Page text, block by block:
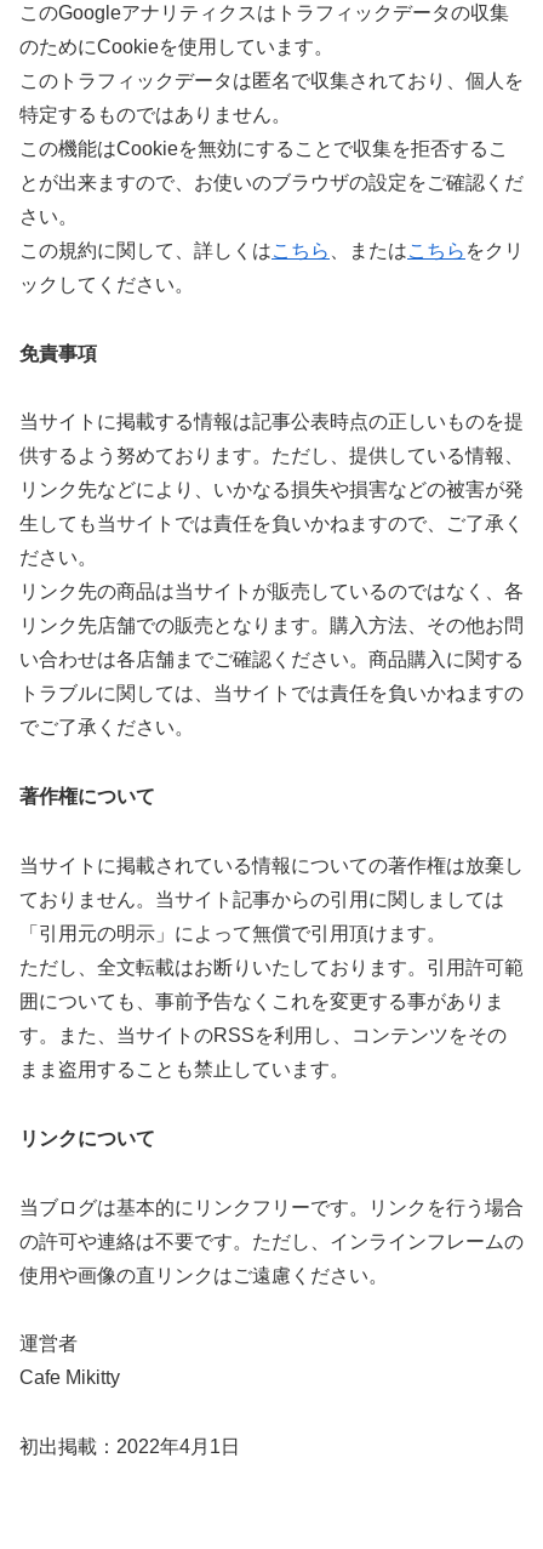
このGoogleアナリティクスはトラフィックデータの収集
のためにCookieを使用しています。
このトラフィックデータは匿名で収集されており、個人を
特定するものではありません。
この機能はCookieを無効にすることで収集を拒否するこ
とが出来ますので、お使いのブラウザの設定をご確認くだ
さい。
この規約に関して、詳しくはこちら 、またはこちら をクリ
ックしてください。
免責事項
当サイトに掲載する情報は記事公表時点の正しいものを提
供するよう努めております。ただし、提供している情報、
リンク先などにより、いかなる損失や損害などの被害が発
生しても当サイトでは責任を負いかねますので、ご了承く
ださい。
リンク先の商品は当サイトが販売しているのではなく、各
リンク先店舗での販売となります。購入方法、その他お問
い合わせは各店舗までご確認ください。商品購入に関する
トラブルに関しては、当サイトでは責任を負いかねますの
でご了承ください。
著作権について
当サイトに掲載されている情報についての著作権は放棄し
ておりません。当サイト記事からの引用に関しましては
「引用元の明示」によって無償で引用頂けます。
ただし、全文転載はお断りいたしております。引用許可範
囲についても、事前予告なくこれを変更する事がありま
す。また、当サイトのRSSを利用し、コンテンツをその
まま盗用することも禁止しています。
リンクについて
当ブログは基本的にリンクフリーです。リンクを行う場合
の許可や連絡は不要です。ただし、インラインフレームの
使用や画像の直リンクはご遠慮ください。
運営者
Cafe Mikitty
初出掲載：2022年4月1日